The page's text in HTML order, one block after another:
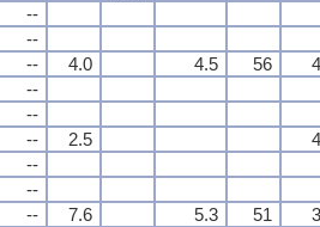
--
--
-- 4.0 4.5 56
--
--
-- 2.5
--
--
-- 7.6 5.3 51